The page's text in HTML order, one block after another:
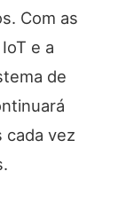
Com as
e a
de
cada vez